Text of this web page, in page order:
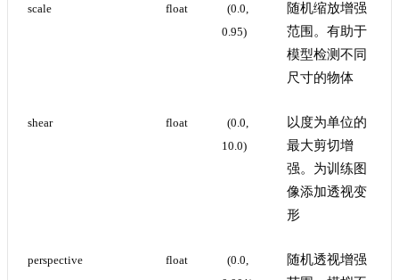
scale float
(0.0,
0.95)
随机缩放增强
范围。有助于
模型检测不同
尺寸的物体
shear float
(0.0,
10.0)
以度为单位的
最大剪切增
强。为训练图
像添加透视变
形
perspective float
(0.0,
随机透视增强